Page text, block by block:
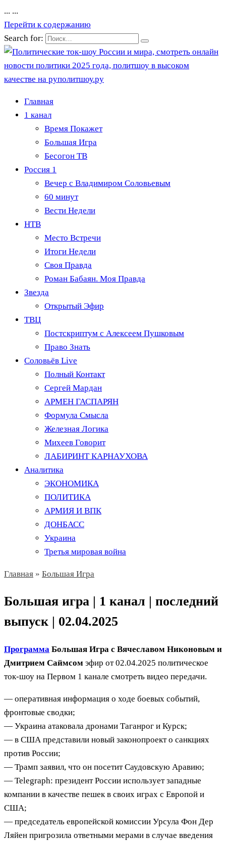
... ...
Перейти к содержанию
Search for:
Главная
1 канал
Время Покажет
Большая Игра
Бесогон ТВ
Россия 1
Вечер с Владимиром Соловьевым
60 минут
Вести Недели
НТВ
Место Встречи
Итоги Недели
Своя Правда
Роман Бабаян. Моя Правда
Звезда
Открытый Эфир
ТВЦ
Постскриптум с Алексеем Пушковым
Право Знать
Соловьёв Live
Полный Контакт
Сергей Мардан
АРМЕН ГАСПАРЯН
Формула Смысла
Железная Логика
Михеев Говорит
ЛАБИРИНТ КАРНАУХОВА
Аналитика
ЭКОНОМИКА
ПОЛИТИКА
АРМИЯ И ВПК
ДОНБАСС
Украина
Третья мировая война
Главная » Большая Игра
Большая игра | 1 канал | последний
выпуск | 02.04.2025
Программа Большая Игра с Вячеславом Никоновым и
Дмитрием Саймсом эфир от 02.04.2025 политическое
ток-шоу на Первом 1 канале смотреть видео передачи.
— оперативная информация о ходе боевых событий,
фронтовые сводки;
— Украина атаковала дронами Таганрог и Курск;
— в США представили новый законопроект о санкциях
против России;
— Трамп заявил, что он посетит Саудовскую Аравию;
— Telegraph: президент России использует западные
компании в качестве пешек в своих играх с Европой и
США;
— председатель европейской комиссии Урсула Фон Дер
Ляйен пригрозила ответными мерами в случае введения